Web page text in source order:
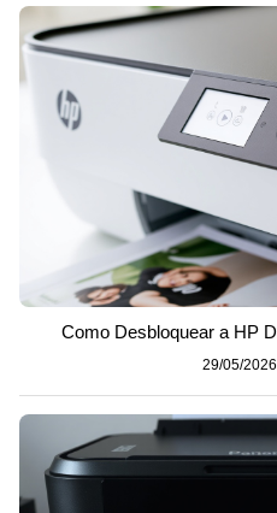
Como Desbloquear a HP
29/05/